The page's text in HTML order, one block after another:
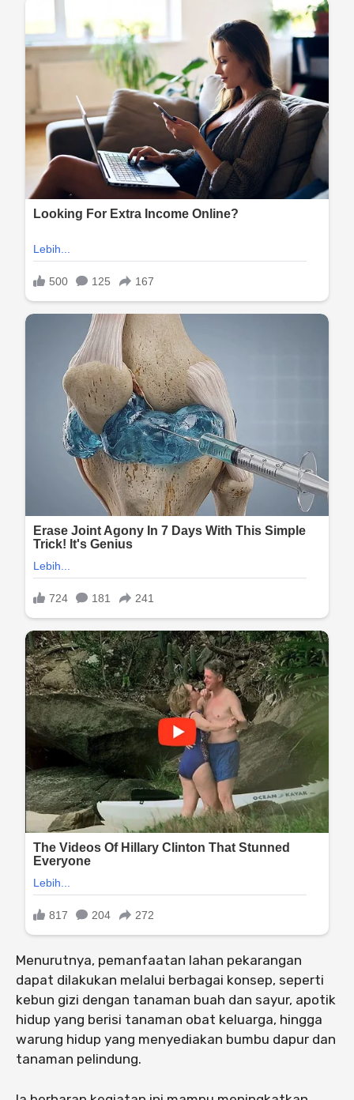
Menurutnya, pemanfaatan lahan pekarangan
dapat dilakukan melalui berbagai konsep, seperti
kebun gizi dengan tanaman buah dan sayur, apotik
hidup yang berisi tanaman obat keluarga, hingga
warung hidup yang menyediakan bumbu dapur dan
tanaman pelindung.